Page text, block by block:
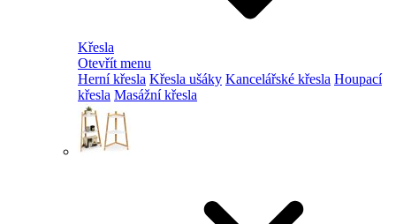
Křesla
Otevřít menu
Herní křesla Křesla ušáky Kancelářské křesla Houpací
křesla Masážní křesla